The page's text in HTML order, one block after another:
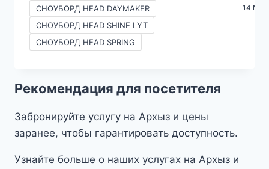
СНОУБОРД HEAD DAYMAKER
СНОУБОРД HEAD SHINE LYT
СНОУБОРД HEAD SPRING
14
Рекомендация для посетителя
Забронируйте услугу на Архыз и цены
заранее, чтобы гарантировать доступность.
Узнайте больше о наших услугах на Архыз и